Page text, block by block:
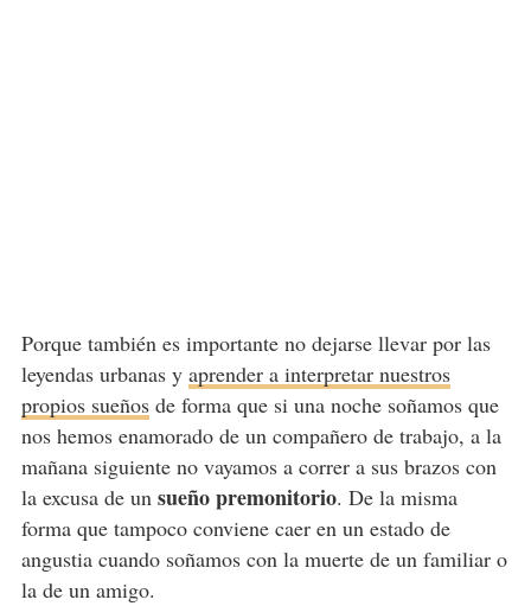
Porque también es importante no dejarse llevar por las
leyendas urbanas y aprender a interpretar nuestros
propios sueñosde forma que si una noche soñamos que
nos hemos enamorado de un compañero de trabajo, a la
mañana siguiente no vayamos a correr a sus brazos con
la excusa de un sueño premonitorio. De la misma
forma que tampoco conviene caer en un estado de
angustia cuando soñamos con la muerte de un familiar o
la de un amigo.